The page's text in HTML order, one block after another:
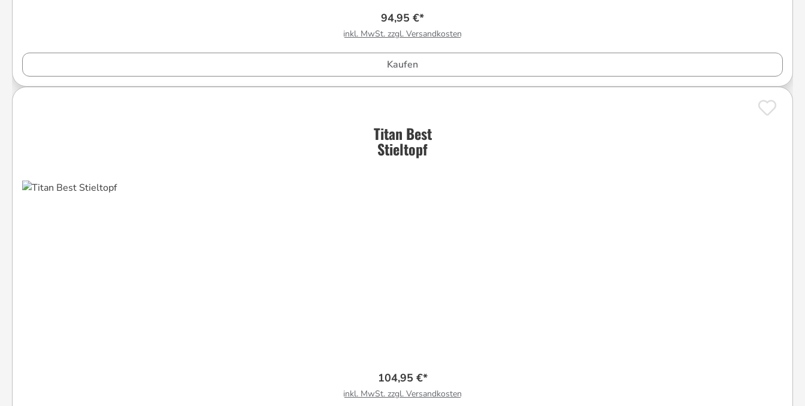
94,95 €*
inkl. MwSt. zzgl. Versandkosten
Kaufen
Titan Best
Stieltopf
104,95 €*
inkl. MwSt. zzgl. Versandkosten